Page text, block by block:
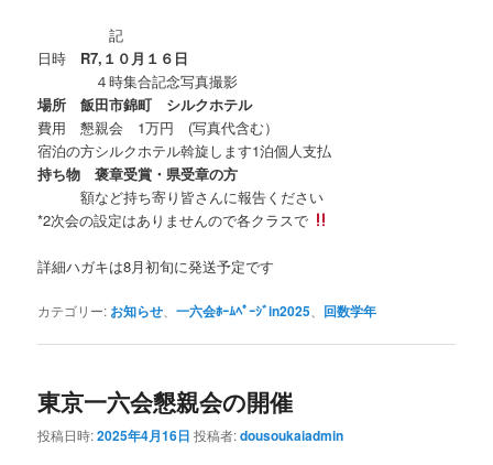
記
日時 R7,１０月１６日
４時集合記念写真撮影
場所 飯田市錦町 シルクホテル
費用 懇親会 1万円 (写真代含む）
宿泊の方シルクホテル斡旋します1泊個人支払
持ち物 褒章受賞・県受章の方
額など持ち寄り皆さんに報告ください
*2次会の設定はありませんので各クラスで
詳細ハガキは8月初旬に発送予定です
カテゴリー: お知らせ 、一六会ﾎｰﾑﾍﾟｰｼﾞin2025 回数学年
東京一六会懇親会の開催
投稿日時:2025年4月16日 投稿者:dousoukaiadmin